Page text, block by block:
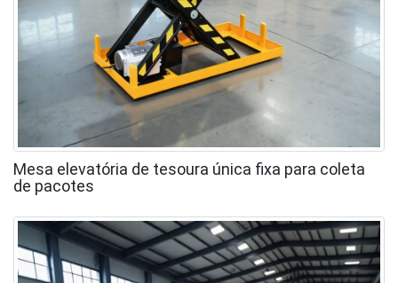
Mesa elevatória de tesoura única fixa para coleta
de pacotes